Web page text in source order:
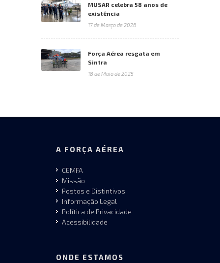
MUSAR celebra 58 anos de
existência
17 de Março de 2026
Força Aérea resgata em
Sintra
18 de Maio de 2025
A FORÇA AÉREA
CEMFA
Missão
Postos e Distintivos
Informação Legal
Política de Privacidade
Acessibilidade
ONDE ESTAMOS